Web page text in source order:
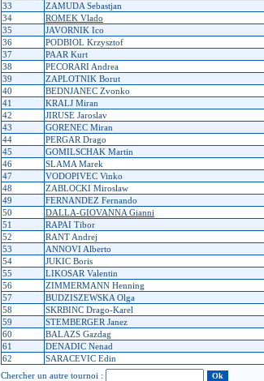
33
ZAMUDA Sebastjan
34
ROMEK Vlado
35
JAVORNIK Ico
36
PODBIOL Krzysztof
37
PAAR Kurt
38
PECORARI Andrea
39
ZAPLOTNIK Borut
40
BEDNJANEC Zvonko
41
KRALJ Miran
42
JIRUSE Jaroslav
43
GORENEC Miran
44
PERGAR Drago
45
GOMILSCHAK Martin
46
SLAMA Marek
47
VODOPIVEC Vinko
48
ZABLOCKI Miroslaw
49
FERNANDEZ Fernando
50
DALLA-GIOVANNA Gianni
51
RAPAI Tibor
52
RANT Andrej
53
ANNOVI Alberto
54
JUKIC Boris
55
LIKOSAR Valentin
56
ZIMMERMANN Henning
57
BUDZISZEWSKA Olga
58
SKRBINC Drago-Karel
59
STEMBERGER Janez
60
BALAZS Gazdag
61
DENADIC Nenad
62
SARACEVIC Edin
Chercher un autre tournoi :